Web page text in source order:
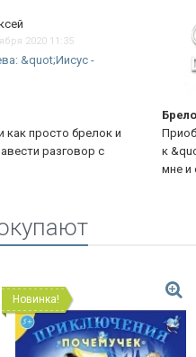
Сергей
13 июля 2022 18:53
металлический:
ключей. Думаю прикрепить его
чтобы напоминал
кресте,...
Новинка!